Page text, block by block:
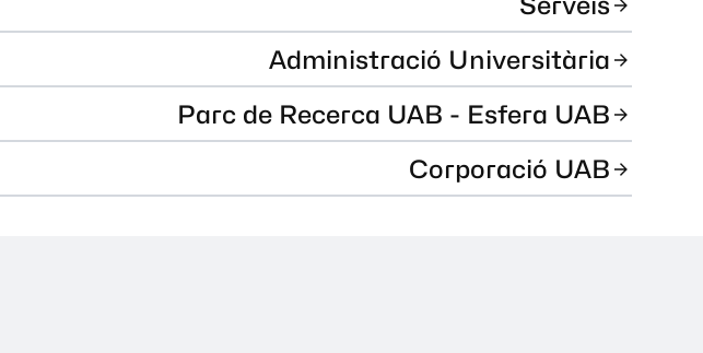
Administració Universitària
Parc de Recerca UAB - Esfera UAB
Corporació UAB